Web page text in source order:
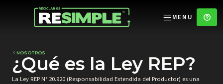
MENU
NOSOTROS
¿Qué es la Ley REP?
La Ley REP N° 20.920 (Responsabilidad Extendida del Productor) es una